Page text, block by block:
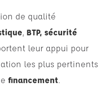
de qualité
, BTP, sécurité
leur appui pour
les plus pertinents
financement.